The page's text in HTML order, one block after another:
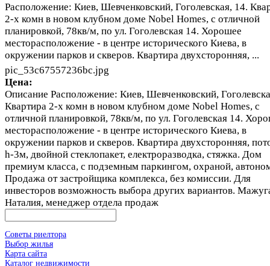
Расположение: Киев, Шевченковский, Гоголевская, 14.
2-х комн в новом клубном доме Nobel Homes, с отличной
планировкой, 78кв/м, по ул. Гоголевская 14. Хорошее
месторасположение - в центре исторического Киева, в
окружении парков и скверов. Квартира двухсторонняя, ...
pic_53c67557236bc.jpg
Цена:
Описание Расположение: Киев, Шевченковский,
Квартира 2-х комн в новом клубном доме Nobel Homes, с
отличной планировкой, 78кв/м, по ул. Гоголевская 14.
месторасположение - в центре исторического Киева, в
окружении парков и скверов. Квартира двухсторонняя,
h-3м, двойной стеклопакет, електроразводка, стяжка. Дом
премиум класса, с подземным паркингом, охраной,
Продажа от застройщика комплекса, без комиссии. Для
инвесторов возможность выбора других вариантов.
Наталия, менеджер отдела продаж
Советы риелтора
Выбор жилья
Карта сайта
Каталог недвижимости